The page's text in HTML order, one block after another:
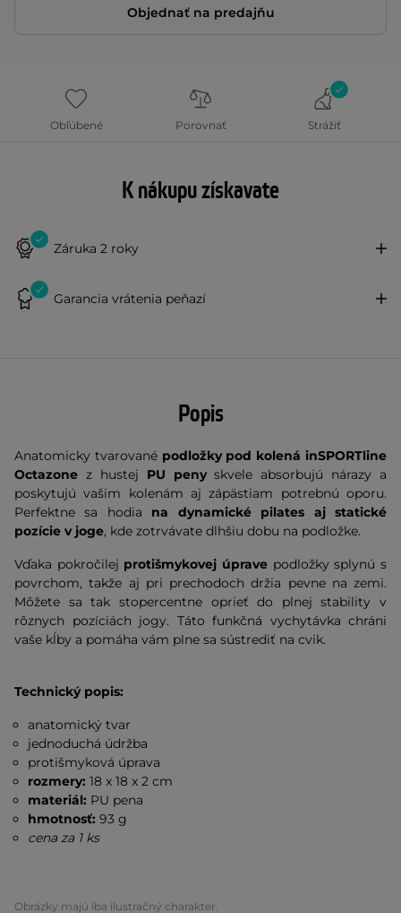
Objednať na predajňu
Obľúbené Porovnať Strážiť
K nákupu získavate
Záruka 2 roky
Garancia vrátenia peňazí
Popis
Anatomicky tvarované podložky pod kolená inSPORTline
Octazone z hustej PU penyskvele absorbujú nárazy a
poskytujú vašim kolenám aj zápästiam potrebnú oporu.
Perfektne sa hodia na dynamické pilates aj statické
pozície v joge, kde zotrvávate dlhšiu dobu na podložke.
Vďaka pokročilej protišmykovej úprave podložky splynú s
povrchom, takže aj pri prechodoch držia pevne na zemi.
Môžete sa tak stopercentne oprieť do plnej stability v
rôznych pozíciách jogy. Táto funkčná vychytávka chráni
vaše kĺby a pomáha vám plne sa sústrediť na cvik.
Technický popis:
anatomický tvar
jednoduchá údržba
protišmyková úprava
rozmery:18 x 18 x 2 cm
materiál: PU pena
hmotnosť:93 g
cena za 1 ks
Obrázky majú iba ilustračný charakter.